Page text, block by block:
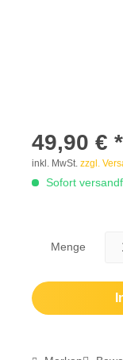
49,90 € *
inkl. MwSt. zzgl.
Sofort
Menge